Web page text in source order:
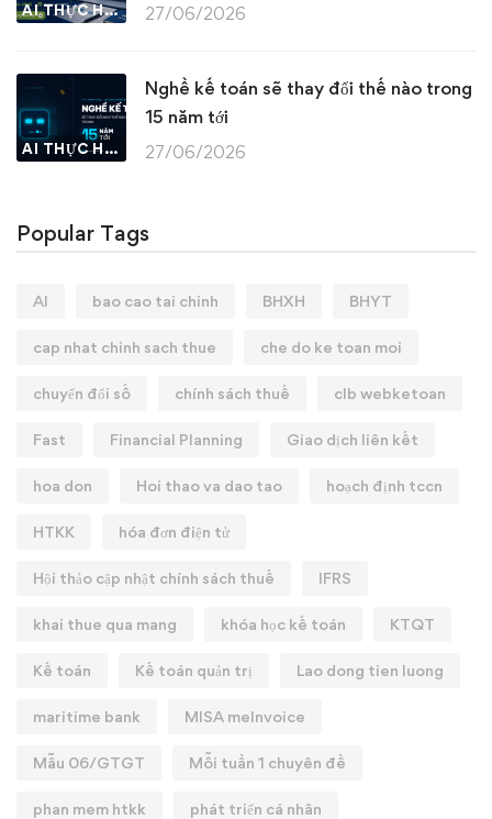
AI THỰC HÀNH 27/06/2026
AI THỰC HÀNH
Nghề kế toán sẽ thay đổi thế nào trong
15 năm tới
27/06/2026
Popular Tags
AI bao cao tai chinh BHXH BHYT
cap nhat chinh sach thue che do ke toan moi
chuyển đổi số chính sách thuế clb webketoan
Fast Financial Planning Giao dịch liên kết
hoa don Hoi thao va dao tao hoạch định tccn
HTKK hóa đơn điện tử
Hội thảo cập nhật chính sách thuế IFRS
khai thue qua mang khóa học kế toán KTQT
Kế toán Kế toán quản trị Lao dong tien luong
maritime bank MISA meInvoice
Mẫu 06/GTGT Mỗi tuần 1 chuyên đề
phan mem htkk phát triển cá nhân